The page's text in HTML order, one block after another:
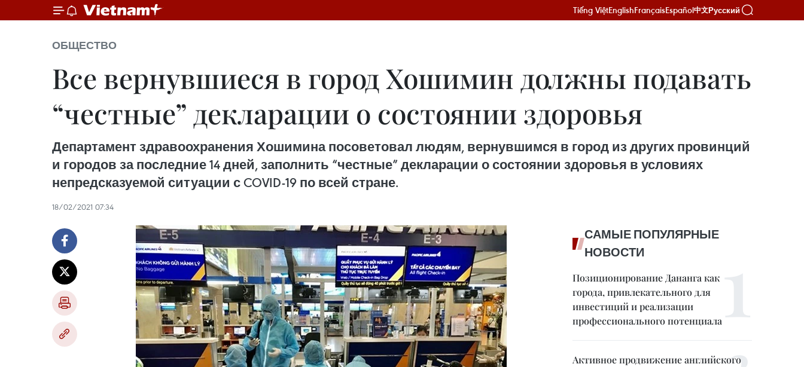
Tiếng ViệtEnglishFrançaisEspañol中文Русский
ОБЩЕСТВО
Все вернувшиеся в город Хошимин должны подавать
“честные” декларации о состоянии здоровья
Департамент здравоохранения Хошимина посоветовал людям, вернувшимся в город из других провинций
и городов за последние 14 дней, заполнить “честные” декларации о состоянии здоровья в условиях
непредсказуемой ситуации с COVID-19 по всей стране.
18/02/2021 07:34
САМЫЕ ПОПУЛЯРНЫЕ
НОВОСТИ
Позиционирование Дананга как
города, привлекательного для
инвестиций и реализации
профессионального потенциала
Активное продвижение английского